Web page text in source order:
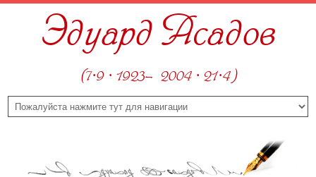
Эдуард Асадов
(7·9 · 1923—2004 · 21·4)